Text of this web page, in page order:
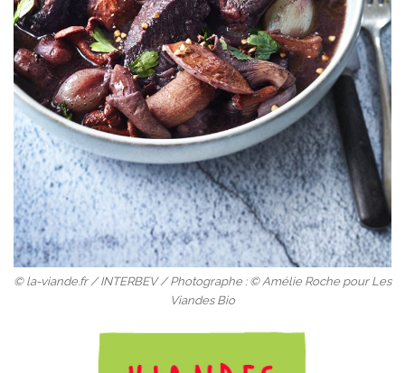
© la-viande.fr / INTERBEV / Photographe : © Amélie Roche pour Les
Viandes Bio